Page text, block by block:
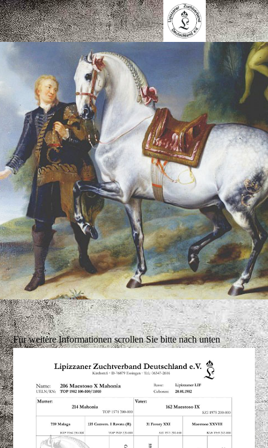
Für weitere Informationen scrollen Sie bitte nach unten